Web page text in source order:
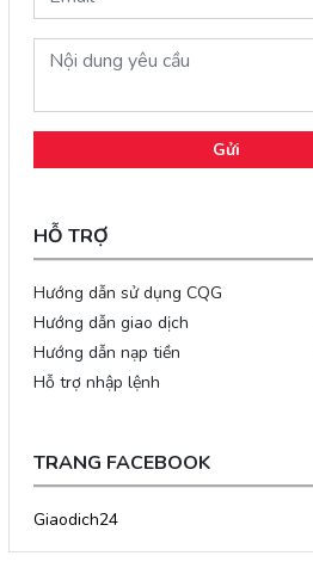
Gửi
HỖ TRỢ
Hướng dẫn sử dụng CQG
Hướng dẫn giao dịch
Hướng dẫn nạp tiền
Hỗ trợ nhập lệnh
TRANG FACEBOOK
Giaodich24